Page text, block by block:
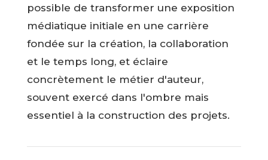
possible de transformer une exposition
médiatique initiale en une carrière
fondée sur la création, la collaboration
et le temps long, et éclaire
concrètement le métier d'auteur,
souvent exercé dans l'ombre mais
essentiel à la construction des projets.